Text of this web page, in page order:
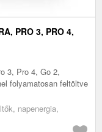
PRO 3, PRO 4,
3, Pro 4, Go 2,
folyamatosan feltöltve
napenergia,